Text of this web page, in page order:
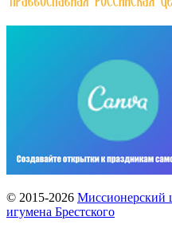
© 2015-2026 Миссионерский
игумена Брестского